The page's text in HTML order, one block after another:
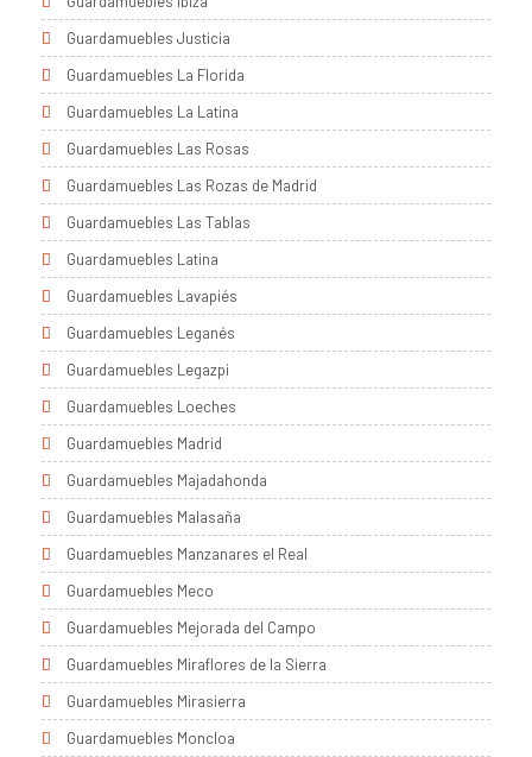
Guardamuebles Justicia
Guardamuebles La Florida
Guardamuebles La Latina
Guardamuebles Las Rosas
Guardamuebles Las Rozas de Madrid
Guardamuebles Las Tablas
Guardamuebles Latina
Guardamuebles Lavapiés
Guardamuebles Leganés
Guardamuebles Legazpi
Guardamuebles Loeches
Guardamuebles Madrid
Guardamuebles Majadahonda
Guardamuebles Malasaña
Guardamuebles Manzanares el Real
Guardamuebles Meco
Guardamuebles Mejorada del Campo
Guardamuebles Miraflores de la Sierra
Guardamuebles Mirasierra
Guardamuebles Moncloa